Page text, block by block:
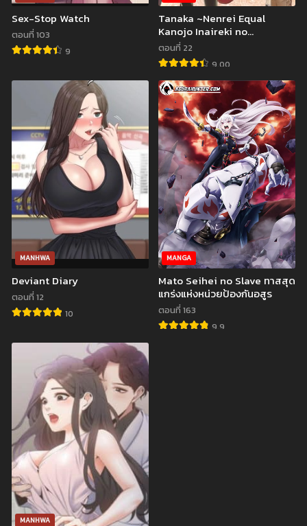
Sex-Stop Watch
ตอนที่ 103
9
Tanaka ~Nenrei Equal
Kanojo Inaireki no
Mahoutsukai~ ยอดชายนาย
ทานากะ การผจญภัยของจอม
เวทหน้าเหียกไร้สาวแล
ตอนที่ 22
9.00
MANHWA
Deviant Diary
ตอนที่ 12
10
MANGA
Mato Seihei no Slave ทาสสุด
แกร่งแห่งหน่วยป้องกันอสูร
ตอนที่ 163
9.9
MANHWA